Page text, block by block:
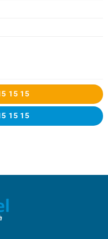
15 15
15 15